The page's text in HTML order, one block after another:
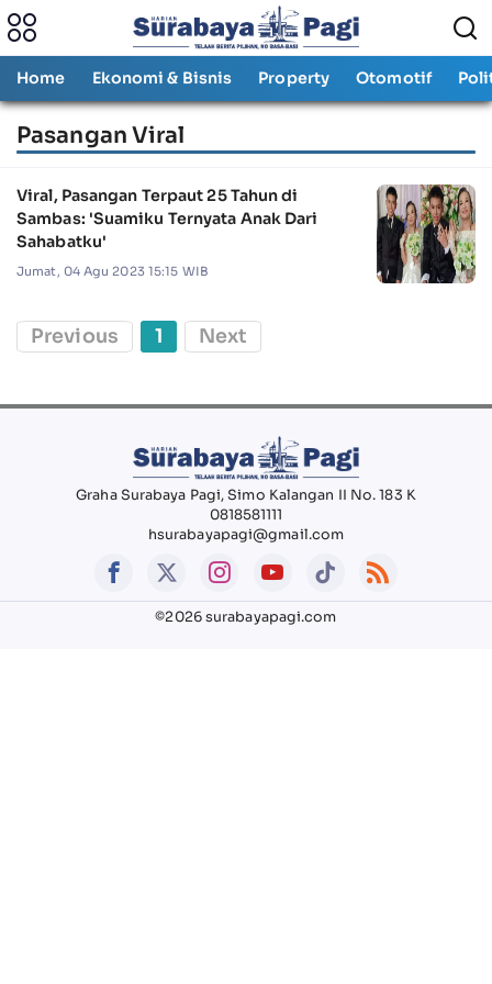
Home Ekonomi & Bisnis Property Otomotif
Pasangan Viral
Viral, Pasangan Terpaut 25 Tahun di
Sambas: 'Suamiku Ternyata Anak Dari
Sahabatku'
Jumat, 04 Agu 2023 15:15 WIB
Previous 1 Next
Graha Surabaya Pagi, Simo Kalangan II No. 183 K
0818581111
hsurabayapagi@gmail.com
©2026 surabayapagi.com